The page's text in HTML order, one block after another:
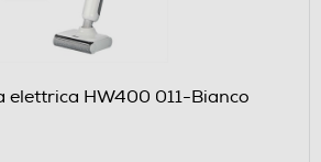
elettrica HW400 011-Bianco